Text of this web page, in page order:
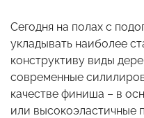
Сегодня на полах с
укладывать наиболее
конструктиву виды
современные
качестве финиша – в
или высокоэластичные